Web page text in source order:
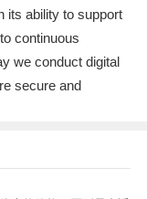
its ability to support
continuous
we conduct digital
secure and